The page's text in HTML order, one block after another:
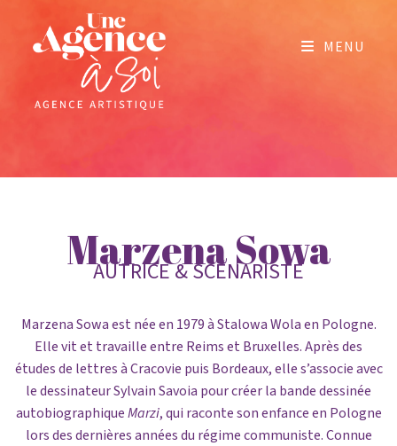
MENU
Marzena Sowa
AUTRICE & SCÉNARISTE
Marzena Sowa est née en 1979 à Stalowa Wola en Pologne.
Elle vit et travaille entre Reims et Bruxelles. Après des
études de lettres à Cracovie puis Bordeaux, elle s’associe avec
le dessinateur Sylvain Savoia pour créer la bande dessinée
autobiographiqueMarzi, qui raconte son enfance en Pologne
lors des dernières années du régime communiste. Connue